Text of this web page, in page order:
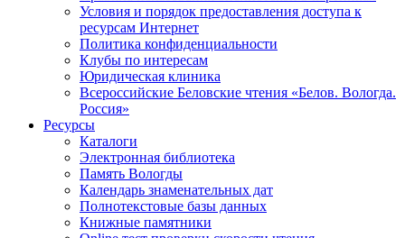
Условия и порядок предоставления доступа к
ресурсам Интернет
Политика конфиденциальности
Клубы по интересам
Юридическая клиника
Всероссийские Беловские чтения «Белов. Вологда.
Россия»
Ресурсы
Каталоги
Электронная библиотека
Память Вологды
Календарь знаменательных дат
Полнотекстовые базы данных
Книжные памятники